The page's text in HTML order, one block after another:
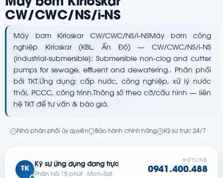
Máy bơm Kirloskar
CW/CWC/NS/i-NS
Máy bơm Kirloskar CW/CWC/NS/i-NSMáy bơm công
nghiệp Kirloskar (KBL, Ấn Độ) — CW/CWC/NS/i-NS
[industrial-submersible]: Submersible non-clog and cutter
pumps for sewage, effluent and dewatering.. Phân phối
bởi TKT.Ứng dụng: cấp nước, công nghiệp, xử lý nước
thải, PCCC, công trình.Thông số theo cỡ/cấu hình — liên
hệ TKT để tư vấn & báo giá.
Nhà phân phối ủy quyền Bảo hành chính hãng Kỹ sư trực 24/7
TK
Kỹ sư ứng dụng đang trực
Phản hồi 15 phút · Mon–Sat
HOTLINE
0941.400.488